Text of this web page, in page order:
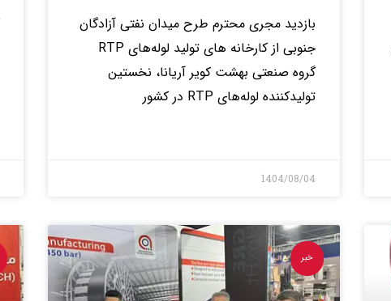
بازدید مجری محترم طرح میدان نفتی آزادگان
جنوبی از کارخانه های تولید لوله‌های RTP
گروه صنعتی بهشت کویر آریانا، نخستین
تولیدکننده لوله‌های RTP در کشور
1404/08/04
خبر